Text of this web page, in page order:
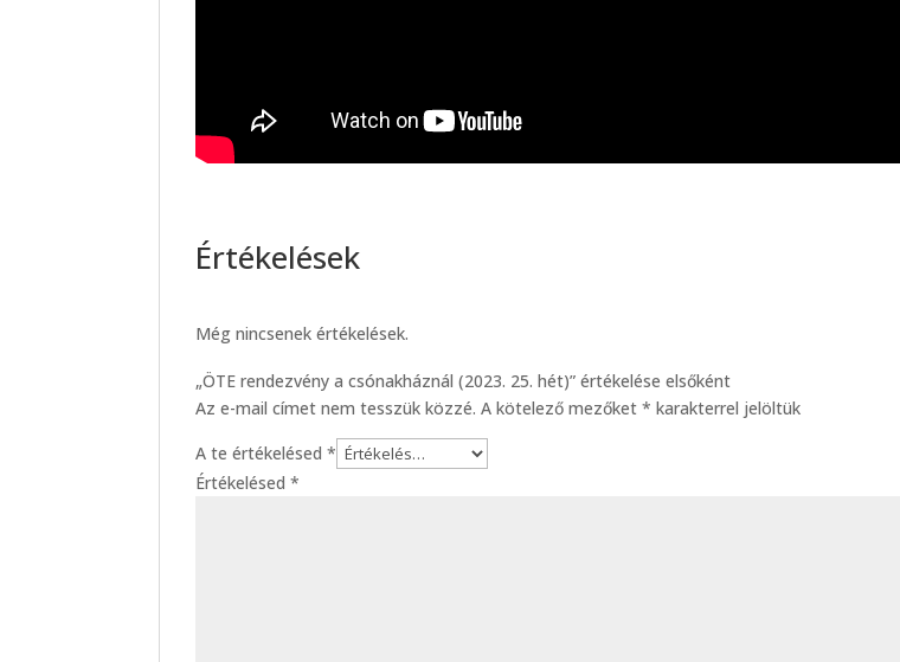
Értékelések
Még nincsenek értékelések.
„ÖTE rendezvény a csónakháznál (2023. 25. hét)” értékelése elsőként
Az e-mail címet nem tesszük közzé. A kötelező mezőket* karakterrel jelöltük
A te értékelésed*
Értékelésed*